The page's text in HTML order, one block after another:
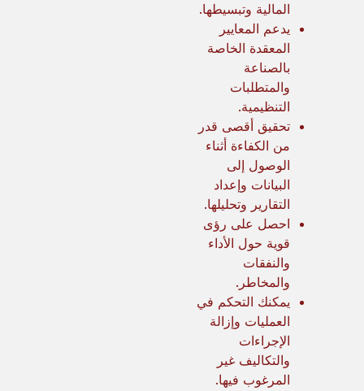
المالية وتبسيطها.
يدعم المعايير
المعقدة الخاصة
بالصناعة
والمتطلبات
التنظيمية.
تحقيق أقصى قدر
من الكفاءة أثناء
الوصول إلى
البيانات وإعداد
التقارير وتحليلها.
احصل على رؤى
قوية حول الأداء
والنفقات
والمخاطر.
يمكنك التحكم في
العمليات وإزالة
الإجراءات
والتكاليف غير
المرغوب فيها.